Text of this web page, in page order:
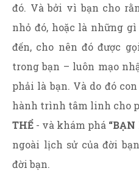
đó. Và bởi vì bạn cho
nhỏ đó, hoặc là những
đến, cho nên đó được
trong bạn – luôn mạo
phải là bạn. Và do đó
hành trình tâm linh cho
THỂ - và khám phá
ngoài lịch sử của đời
đời bạn.